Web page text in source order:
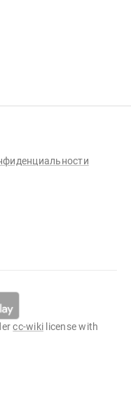
cc-wiki license with